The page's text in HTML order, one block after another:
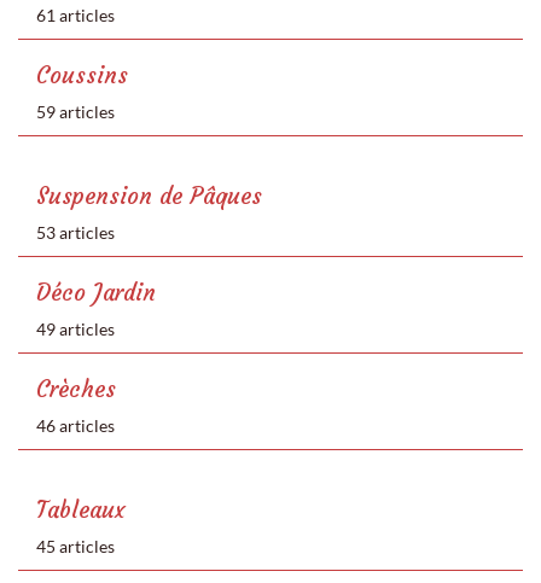
61 articles
Coussins
59 articles
Suspension de Pâques
53 articles
Déco Jardin
49 articles
Crèches
46 articles
Tableaux
45 articles